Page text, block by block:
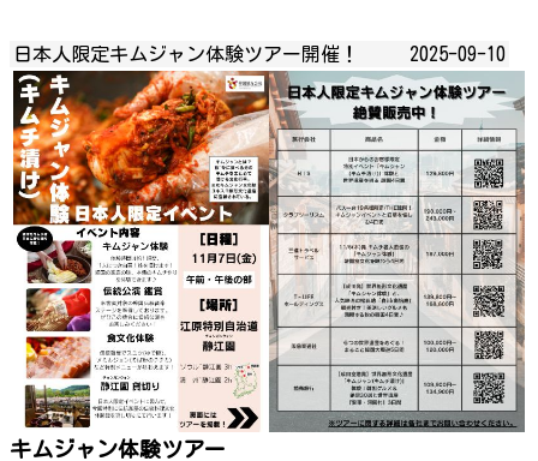
日本人限定キムジャン体験ツアー開催！ 2025-09-10
キムジャン体験ツアー